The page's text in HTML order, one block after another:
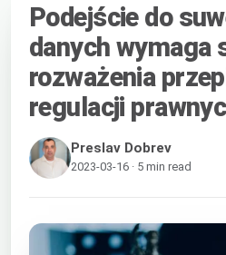
Podejście do
danych wymaga
rozważenia
regulacji
Preslav Dobrev
2023-03-16 · 5 min read